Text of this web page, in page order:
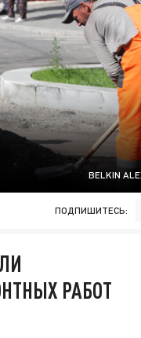
BELKIN
ПОДПИШИТЕСЬ:
РАБОТ